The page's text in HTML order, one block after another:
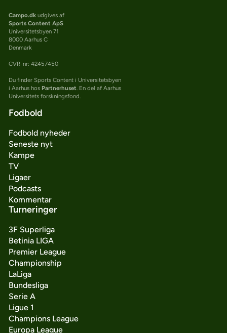
Campo.dkudgives af
Sports Content ApS
Universitetsbyen 71
8000 Aarhus C
Denmark
CVR-nr: 42457450
Du finder Sports Content i Universitetsbyen
i Aarhus hos Partnerhuset. En del af Aarhus
Universitets forskningsfond.
Fodbold
Fodbold nyheder
Seneste nyt
Kampe
TV
Ligaer
Podcasts
Kommentar
Turneringer
3F Superliga
Betinia LIGA
Premier League
Championship
LaLiga
Bundesliga
Serie A
Ligue 1
Champions League
Europa League